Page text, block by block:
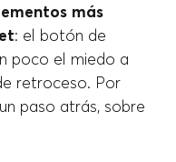
más
: el botón de
poco el miedo a
retroceso. Por
paso atrás, sobre